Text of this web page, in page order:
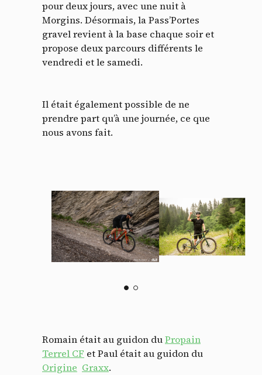
pour deux jours, avec une nuit à
Morgins. Désormais, la Pass’Portes
gravel revient à la base chaque soir et
propose deux parcours différents le
vendredi et le samedi.
Il était également possible de ne
prendre part qu’à une journée, ce que
nous avons fait.
Romain était au guidon duPropain
Terrel CF et Paul était au guidon du
Origine Graxx.